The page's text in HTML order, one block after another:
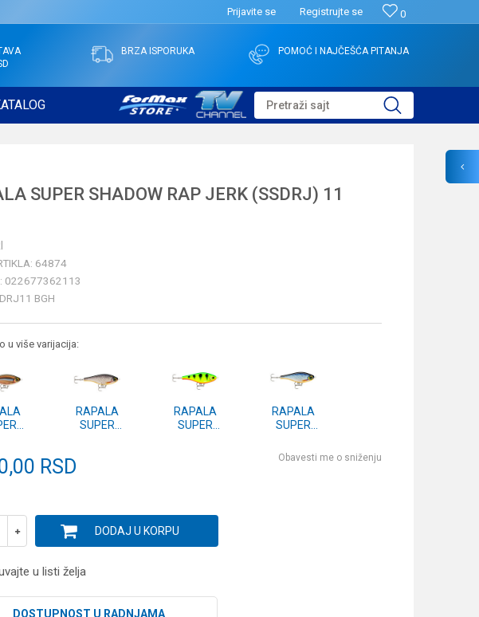
0
Prijavite se Registrujte se
BRZA ISPORUKA POMOĆ I NAJČEŠĆA PITANJA
Pretraži sajt
SUPER SHADOW RAP JERK (SSDRJ) 11
64874
022677362113
BGH
u više varijacija:
RAPALA
SUPER
RAPALA
SUPER
RAPALA
SUPER
JERK (SSDRJ)
RSD Obavesti me o sniženju
DODAJ U KORPU
u listi želja
DOSTUPNOST U RADNJAMA